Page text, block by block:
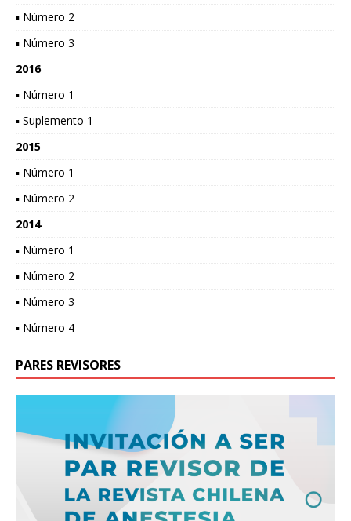
▪ Número 2
▪ Número 3
2016
▪ Número 1
▪ Suplemento 1
2015
▪ Número 1
▪ Número 2
2014
▪ Número 1
▪ Número 2
▪ Número 3
▪ Número 4
PARES REVISORES